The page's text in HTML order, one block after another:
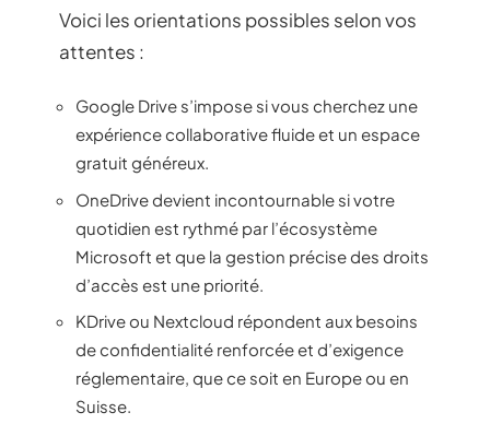
Voici les orientations possibles selon vos
attentes :
Google Drive s’impose si vous cherchez une
expérience collaborative fluide et un espace
gratuit généreux.
OneDrive devient incontournable si votre
quotidien est rythmé par l’écosystème
Microsoft et que la gestion précise des droits
d’accès est une priorité.
KDrive ou Nextcloud répondent aux besoins
de confidentialité renforcée et d’exigence
réglementaire, que ce soit en Europe ou en
Suisse.